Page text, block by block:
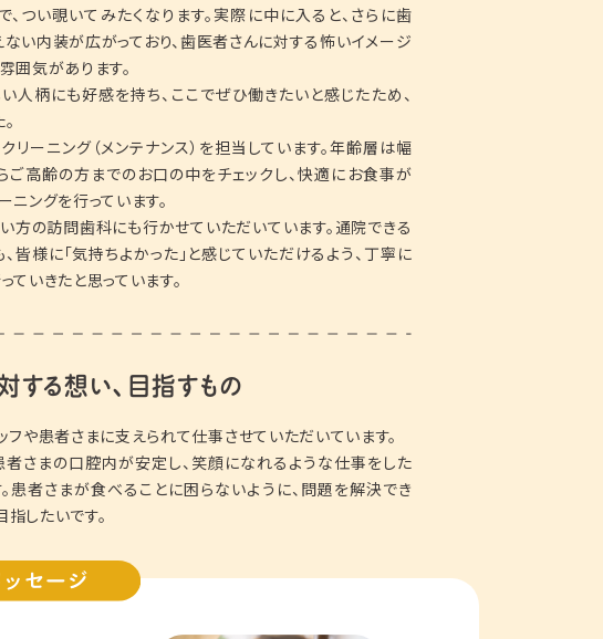
つい覗いてみたくなります。実際に中に入ると、さらに歯
い内装が広がっており、歯医者さんに対する怖いイメージ
囲気があります。
人柄にも好感を持ち、ここでぜひ働きたいと感じたため、
リーニング（メンテナンス）を担当しています。年齢層は幅
ご高齢の方までのお口の中をチェックし、快適にお食事が
ニングを行っています。
方の訪問歯科にも行かせていただいています。通院できる
皆様に「気持ちよかった」と感じていただけるよう、丁寧に
ていきたと思っています。
する想い、目指すもの
フや患者さまに支えられて仕事させていただいています。
者さまの口腔内が安定し、笑顔になれるような仕事をした
患者さまが食べることに困らないように、問題を解決でき
したいです。